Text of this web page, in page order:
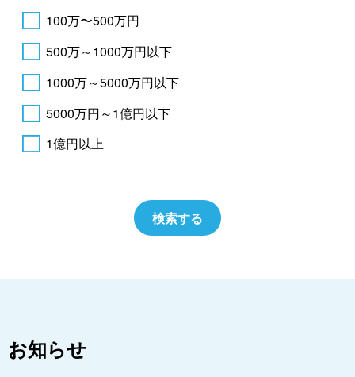
100万〜500万円
500万～1000万円以下
1000万～5000万円以下
5000万円～1億円以下
1億円以上
お知らせ